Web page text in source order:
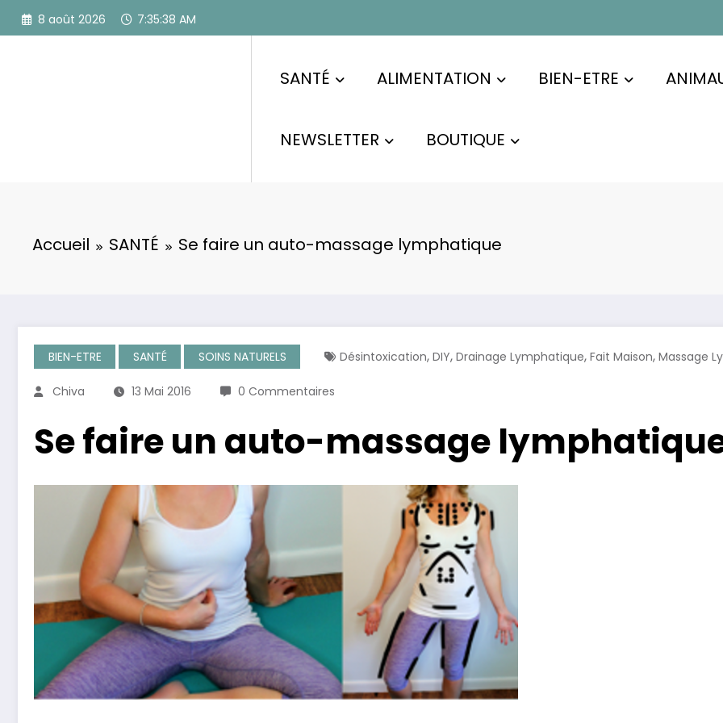
Aller
8 août 2026 7:35:39 AM
SANTÉ ALIMENTATION BIEN-ETRE
NEWSLETTER BOUTIQUE
Accueil SANTÉ Se faire un auto-massage lymphatique
BIEN-ETRE SANTÉ SOINS NATURELS Désintoxication, DIY, Drainage Lymphatique, Fait Maison, Massage
Chiva 13 Mai 2016 0 Commentaires
Se faire un auto-massage